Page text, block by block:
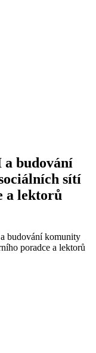
budování
sítí
a lektorů
budování komunity
poradce a lektorů